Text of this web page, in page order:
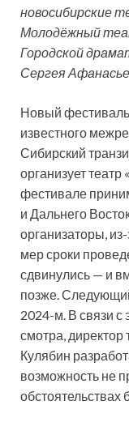
новосибирские
Молодёжный
Городской
Сергея
Новый
известного
Сибирский
организует
фестивале
и Дальнего
организаторы,
мер сроки
сдвинулись — и
позже.
2024-м. В связи с
смотра,
Кулябин
возможность не